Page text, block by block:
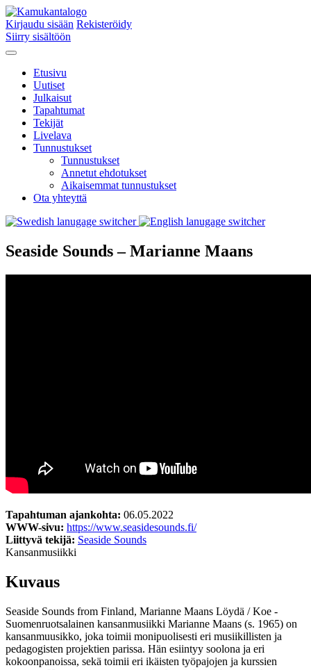
Kirjaudu sisään Rekisteröidy
Siirry sisältöön
Etusivu
Uutiset
Julkaisut
Tapahtumat
Tekijät
Livelava
Tunnustukset
Tunnustukset
Annetut ehdotukset
Aikaisemmat tunnustukset
Ota yhteyttä
Seaside Sounds – Marianne Maans
Tapahtuman ajankohta: 06.05.2022
WWW-sivu: https://www.seasidesounds.fi/
Liittyvä tekijä: Seaside Sounds
Kansanmusiikki
Kuvaus
Seaside Sounds from Finland, Marianne Maans Löydä / Koe -
Suomenruotsalainen kansanmusiikki Marianne Maans (s. 1965) on
kansanmuusikko, joka toimii monipuolisesti eri musiikillisten ja
pedagogisten projektien parissa. Hän esiintyy soolona ja eri
kokoonpanoissa, sekä toimii eri ikäisten työpajojen ja kurssien